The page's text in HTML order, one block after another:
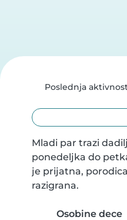
Poslednja
Mladi par trazi
ponedeljka do
je prijatna,
razigrana.
Osobine dece